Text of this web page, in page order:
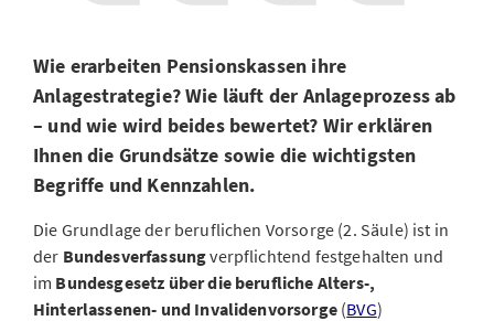
Wie erarbeiten Pensionskassen ihre
Anlagestrategie? Wie läuft der Anlageprozess ab
– und wie wird beides bewertet? Wir erklären
Ihnen die Grundsätze sowie die wichtigsten
Begriffe und Kennzahlen.
Die Grundlage der beruflichen Vorsorge (2. Säule) ist in
der Bundesverfassungverpflichtend festgehalten und
im Bundesgesetz über die berufliche Alters-,
Hinterlassenen- und Invalidenvorsorge(BVG)